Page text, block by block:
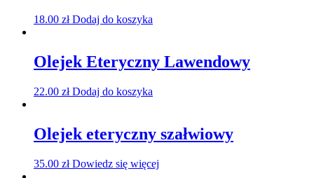
18.00 zł Dodaj do koszyka
Olejek Eteryczny Lawendowy
22.00 zł Dodaj do koszyka
Olejek eteryczny szałwiowy
35.00 zł Dowiedz się więcej